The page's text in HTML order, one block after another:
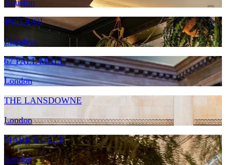
JNCQUOI
Lissabon
67 PALL MALL
London
THE LANSDOWNE
London
MARK'S CLUB
London